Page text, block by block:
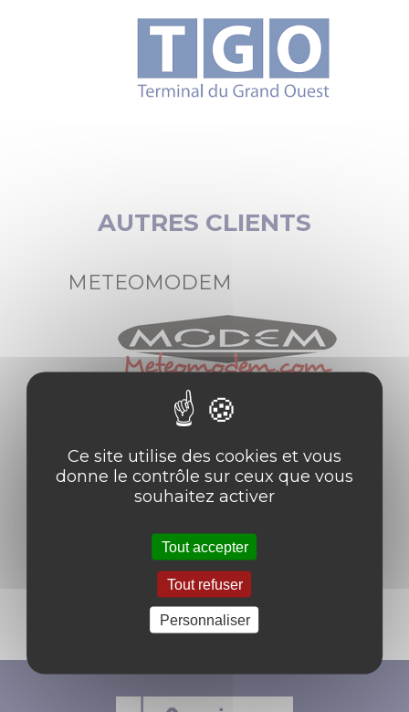
AUTRES CLIENTS
METEOMODEM
IKKS
ALSTOM
Ce site utilise des cookies et vous
donne le contrôle sur ceux que vous
souhaitez activer
Tout accepter
Tout refuser
Personnaliser